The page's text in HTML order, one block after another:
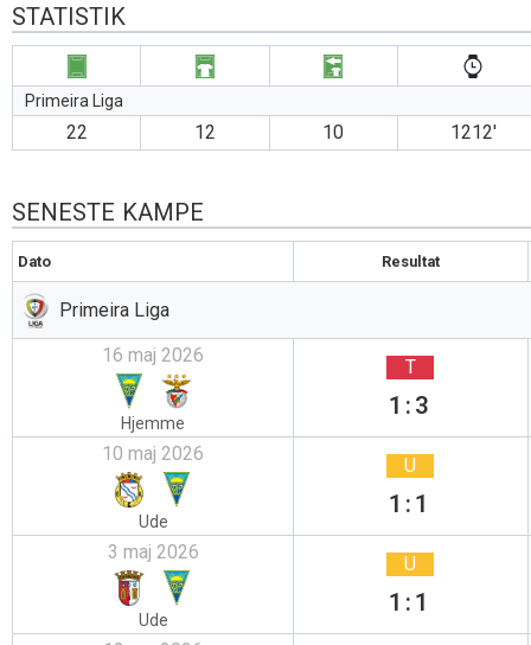
STATISTIK
Primeira Liga
22 12 10 1212′
SENESTE KAMPE
Dato Resultat
Primeira Liga
16 maj 2026
Hjemme
T
1:3
10 maj 2026
Ude
U
1:1
3 maj 2026
Ude
U
1:1